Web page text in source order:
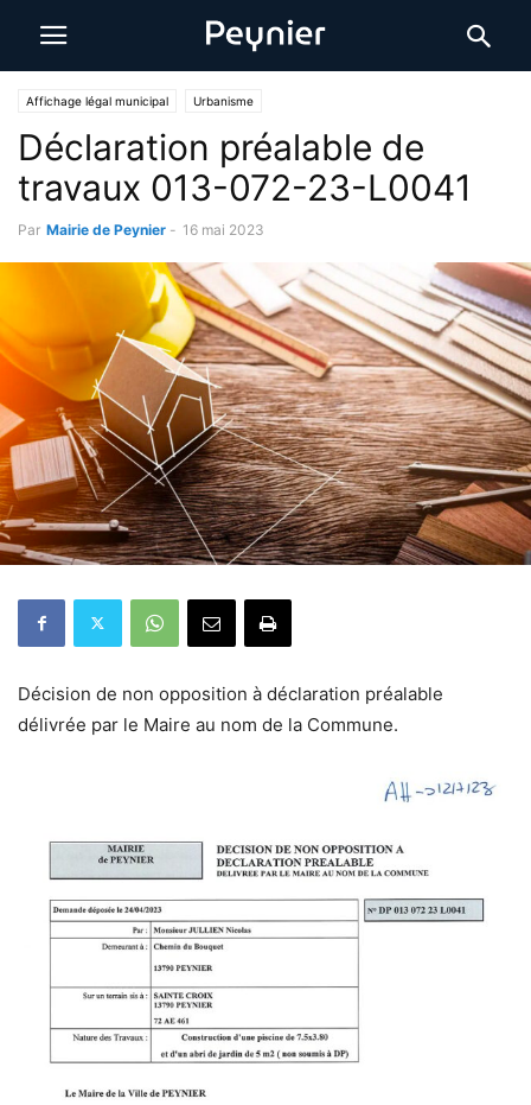
Affichage légal municipal Urbanisme
Déclaration préalable de
travaux 013-072-23-L0041
Par Mairie de Peynier - 16 mai 2023
Décision de non opposition à déclaration préalable
délivrée par le Maire au nom de la Commune.